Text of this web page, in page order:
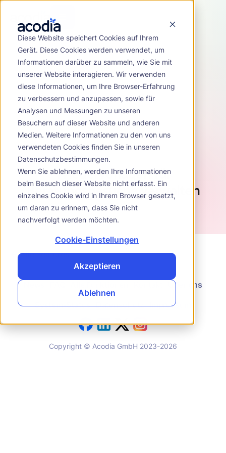
Diese Website speichert Cookies auf Ihrem
Gerät. Diese Cookies werden verwendet, um
Informationen darüber zu sammeln, wie Sie mit
unserer Website interagieren. Wir verwenden
diese Informationen, um Ihre Browser-Erfahrung
zu verbessern und anzupassen, sowie für
Analysen und Messungen zu unseren
Besuchern auf dieser Website und anderen
Medien. Weitere Informationen zu den von uns
verwendeten Cookies finden Sie in unseren
Datenschutzbestimmungen.
Wenn Sie ablehnen, werden Ihre Informationen
beim Besuch dieser Website nicht erfasst. Ein
einzelnes Cookie wird in Ihrem Browser gesetzt,
um daran zu erinnern, dass Sie nicht
nachverfolgt werden möchten.
Cookie-Einstellungen
Akzeptieren
Ablehnen
Wiedervorlagen für
Beratungsbesuche verwalten
Alle Features
Copyright © Acodia GmbH 2023-2026
Über uns
System-Status Datenschutz Impressum